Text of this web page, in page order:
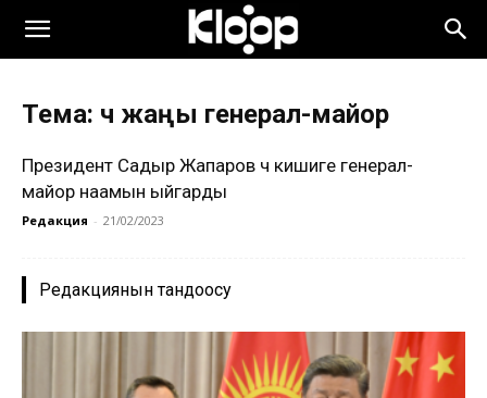
Тема: үч жаңы генерал-майор
Президент Садыр Жапаров үч кишиге генерал-
майор наамын ыйгарды
Редакция - 21/02/2023
Редакциянын тандоосу